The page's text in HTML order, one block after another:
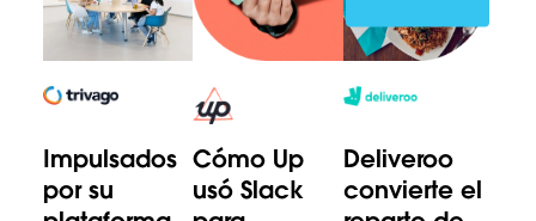
Impulsados
por su
Cómo Up
usó Slack
Deliveroo
convierte el